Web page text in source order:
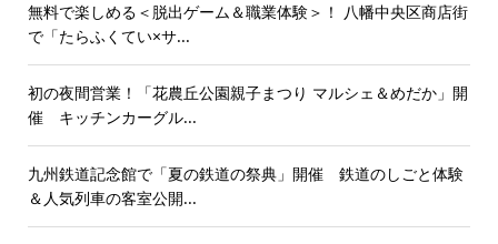
無料で楽しめる＜脱出ゲーム＆職業体験＞！ 八幡中央区商店街
で「たらふくてい×サ...
初の夜間営業！「花農丘公園親子まつり マルシェ＆めだか」開
催 キッチンカーグル...
九州鉄道記念館で「夏の鉄道の祭典」開催 鉄道のしごと体験
＆人気列車の客室公開...